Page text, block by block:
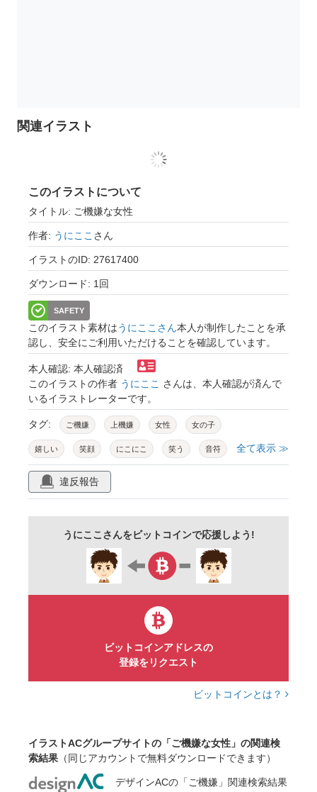
関連イラスト
このイラストについて
タイトル: ご機嫌な女性
作者: うにここ さん
イラストのID: 27617400
ダウンロード: 1回
SAFETY
このイラスト素材はうにここさん本人が制作したことを承
認し、安全にご利用いただけることを確認しています。
本人確認: 本人確認済
このイラストの作者 うにここ さんは、本人確認が済んで
いるイラストレーターです。
タグ: ご機嫌 上機嫌 女性 女の子
嬉しい 笑顔 にこにこ 笑う 音符
にこり 微笑む
楽しい 女子高生 学生 10代 20代
全て表示 ≫
違反報告
うにここさんをビットコインで応援しよう!
ビットコインアドレスの
登録をリクエスト
ビットコインとは？
イラストACグループサイトの「ご機嫌な女性」の関連検
索結果 （同じアカウントで無料ダウンロードできます）
デザインACの「ご機嫌」関連検索結果